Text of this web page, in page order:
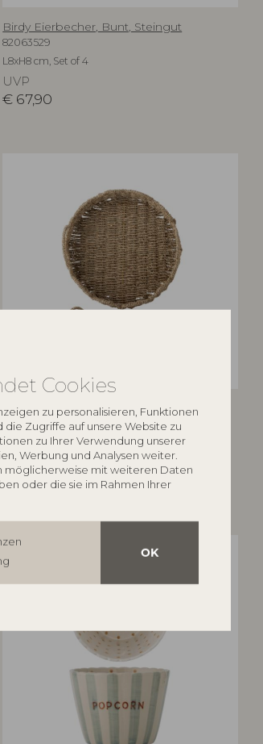
Cookies
zu personalisieren, Funktionen
Zugriffe auf unsere Website zu
zu Ihrer Verwendung unserer
Werbung und Analysen weiter.
möglicherweise mit weiteren Daten
oder die sie im Rahmen Ihrer
OK
Birdy Eierbecher, Bunt, Steingut
82063529
L8xH8 cm, Set of 4
UVP
€ 67,90
Brea Serviertablett, Natur, Seegras
82065292
D35xH14,5 cm
UVP
€ 37,90